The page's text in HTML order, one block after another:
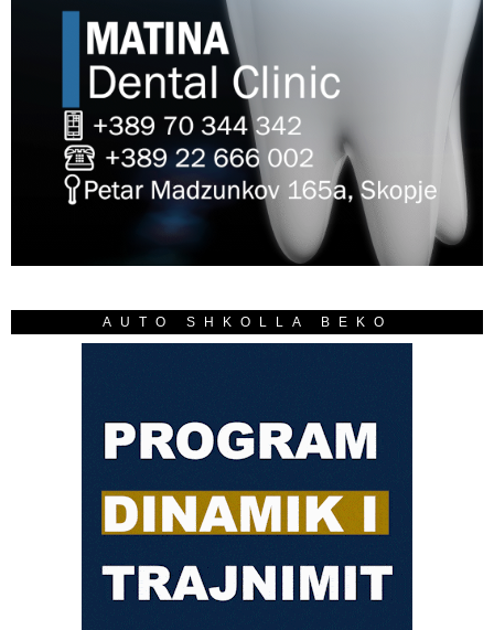
AUTO SHKOLLA BEKO